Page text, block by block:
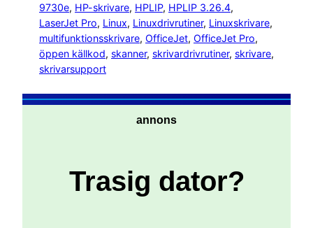
9730e, HP-skrivare, HPLIP, HPLIP 3.26.4
LaserJet Pro, Linux, Linuxdrivrutiner, Linuxskrivare
multifunktionsskrivare, OfficeJet, OfficeJet Pro
öppen källkod, skanner, skrivardrivrutiner, skrivare
skrivarsupport
annons
Trasig dator?